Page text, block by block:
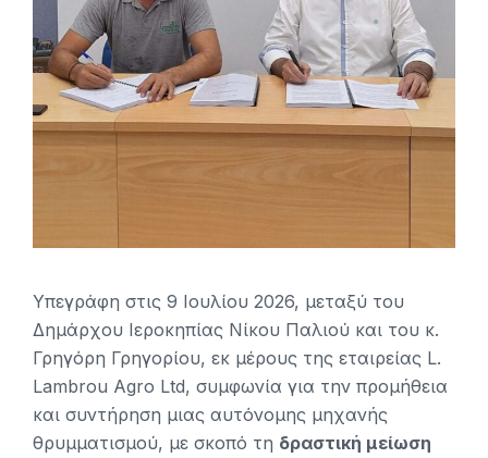
Υπεγράφη στις 9 Ιουλίου 2026, μεταξύ του
Δημάρχου Ιεροκηπίας Νίκου Παλιού και του κ.
Γρηγόρη Γρηγορίου, εκ μέρους της εταιρείας L.
Lambrou Agro Ltd, συμφωνία για την προμήθεια
και συντήρηση μιας αυτόνομης μηχανής
θρυμματισμού, με σκοπό τη δραστική μείωση